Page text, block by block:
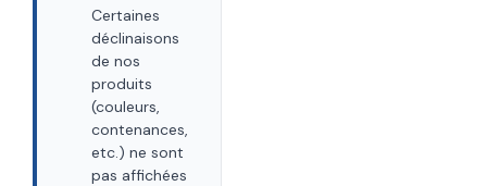
Certaines
déclinaisons
de nos
produits
(couleurs,
contenances,
etc.) ne sont
pas affichées